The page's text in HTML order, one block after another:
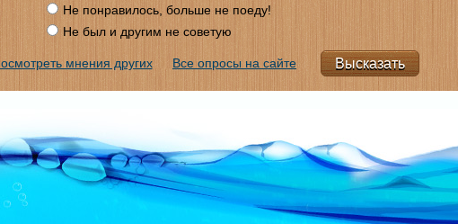
Не понравилось, больше не поеду!
Не был и другим не советую
мнения других Все опросы на сайте